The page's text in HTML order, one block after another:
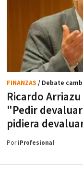
Ricardo
"Pedir
pidiera
FINANZAS / Debate
PoriProfesional